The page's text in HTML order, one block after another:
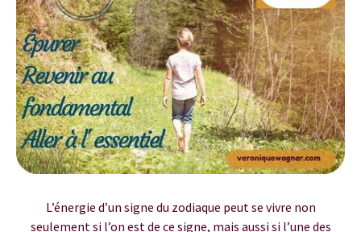
L’énergie d’un signe du zodiaque peut se vivre non
seulement si l’on est de ce signe, mais aussi si l’une des